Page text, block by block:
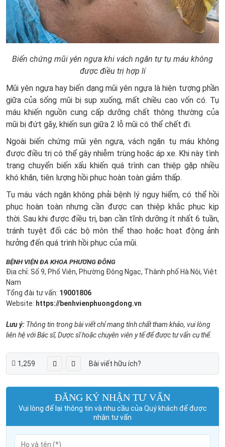
Biến chứng mũi yên ngựa khi vách ngăn tự tụ máu không
được điều trị hợp lí
Mũi yên ngựa hay biến dạng mũi yên ngựa là hiện tượng phần
giữa của sống mũi bị sụp xuống, mất chiều cao vốn có. Tụ
máu khiến nguồn cung cấp dưỡng chất thông thường của
mũi bị đứt gãy, khiến sụn giữa 2 lỗ mũi có thể chết đi.
Ngoài biến chứng mũi yên ngựa, vách ngăn tụ máu không
được điều trị có thể gây nhiễm trùng hoặc áp xe. Khi này tình
trạng chuyển biến xấu khiến quá trình can thiệp gặp nhiều
khó khăn, tiên lượng hồi phục hoàn toàn giảm thấp.
Tụ máu vách ngăn không phải bệnh lý nguy hiểm, có thể hồi
phục hoàn toàn nhưng cần được can thiệp khắc phục kịp
thời. Sau khi được điều trị, bạn cần tĩnh dưỡng ít nhất 6 tuần,
tránh tuyệt đối các bộ môn thể thao hoặc hoạt động ảnh
hưởng đến quá trình hồi phục của mũi.
BỆNH VIỆN ĐA KHOA PHƯƠNG ĐÔNG
Địa chỉ: Số 9, Phố Viên, Phường Đông Ngạc, Thành phố Hà Nội, Việt
Nam
Tổng đài tư vấn: 19001806
Website: https://benhvienphuongdong.vn
Lưu ý: Thông tin trong bài viết chỉ mang tính chất tham khảo, vui lòng
liên hệ với Bác sĩ, Dược sĩ hoặc chuyên viên y tế để được tư vấn cụ thể.
1,259 Bài viết hữu ích?
ĐĂNG KÝ NHẬN TƯ VẤN
Vui lòng để lại thông tin và nhu cầu của Quý khách để được
nhận tư vấn